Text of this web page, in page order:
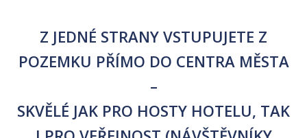
Z JEDNÉ STRANY VSTUPUJETE Z
POZEMKU PŘÍMO DO CENTRA MĚSTA
–
SKVĚLÉ JAK PRO HOSTY HOTELU, TAK